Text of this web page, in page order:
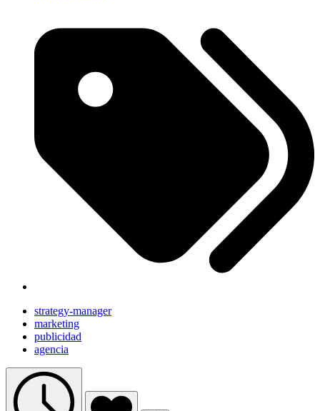
strategy-manager
marketing
publicidad
agencia